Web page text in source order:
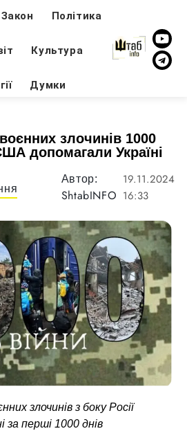
Закон Політика
Культура
Думки
злочинів 1000
допомагали Україні
Автор:
ShtabINFO
19.11.2024
16:33
злочинів з боку Росії
за перші 1000 днів